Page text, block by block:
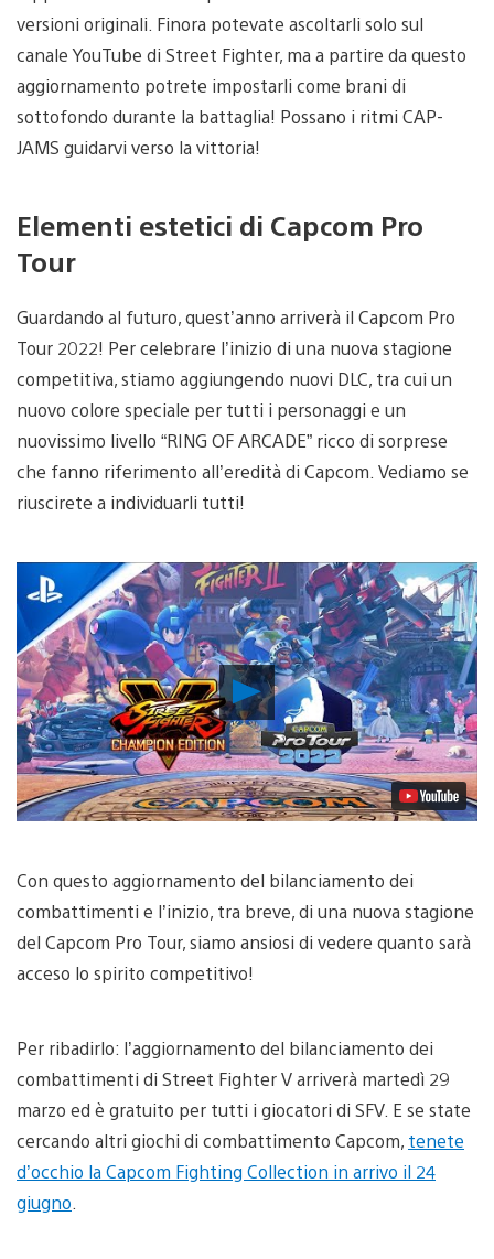
versioni originali. Finora potevate ascoltarli solo sul
canale YouTube di Street Fighter, ma a partire da questo
aggiornamento potrete impostarli come brani di
sottofondo durante la battaglia! Possano i ritmi CAP-
JAMS guidarvi verso la vittoria!
Elementi estetici di Capcom Pro
Tour
Guardando al futuro, quest’anno arriverà il Capcom Pro
Tour 2022! Per celebrare l’inizio di una nuova stagione
competitiva, stiamo aggiungendo nuovi DLC, tra cui un
nuovo colore speciale per tutti i personaggi e un
nuovissimo livello “RING OF ARCADE” ricco di sorprese
che fanno riferimento all’eredità di Capcom. Vediamo se
riuscirete a individuarli tutti!
Riproduci
video
Con questo aggiornamento del bilanciamento dei
combattimenti e l’inizio, tra breve, di una nuova stagione
del Capcom Pro Tour, siamo ansiosi di vedere quanto sarà
acceso lo spirito competitivo!
Per ribadirlo: l’aggiornamento del bilanciamento dei
combattimenti di Street Fighter V arriverà martedì 29
marzo ed è gratuito per tutti i giocatori di SFV. E se state
cercando altri giochi di combattimento Capcom, tenete
d’occhio la Capcom Fighting Collection in arrivo il 24
giugno.